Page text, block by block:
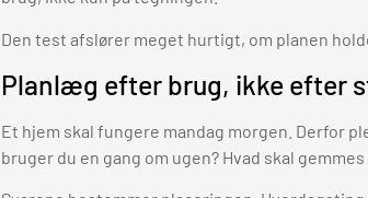
Den test afslører meget hurtigt, om planen
Planlæg efter brug, ikke efter
Et hjem skal fungere mandag morgen. Derfor
bruger du en gang om ugen? Hvad skal